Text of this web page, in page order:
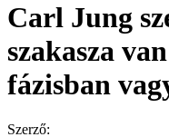
Carl Jung
szakasza
fázisban
Szerző: